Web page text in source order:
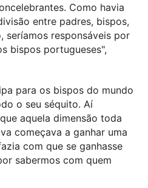
Como havia
entre padres, bispos,
seríamos responsáveis por
bispos portugueses",
para os bispos do mundo
o seu séquito. Aí
aquela dimensão toda
começava a ganhar uma
com que se ganhasse
sabermos com quem